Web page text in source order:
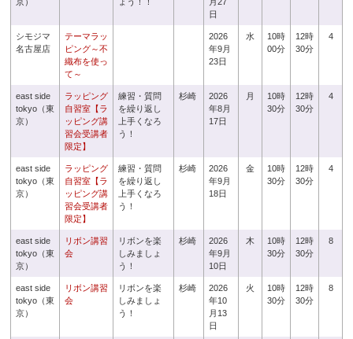
日
シモジマ
名古屋店
テーマラッ
ピング～不
織布を使っ
て～
2026
年9月
23日
水
10時
00分
12時
30分
4
east side
tokyo（東
京）
ラッピング
自習室【ラ
ッピング講
習会受講者
限定】
練習・質問
を繰り返し
上手くなろ
う！
杉崎
2026
年8月
17日
月
10時
30分
12時
30分
4
east side
tokyo（東
京）
ラッピング
自習室【ラ
ッピング講
習会受講者
限定】
練習・質問
を繰り返し
上手くなろ
う！
杉崎
2026
年9月
18日
金
10時
30分
12時
30分
4
east side
tokyo（東
京）
リボン講習
会
リボンを楽
しみましょ
う！
杉崎
2026
年9月
10日
木
10時
30分
12時
30分
8
east side
tokyo（東
京）
リボン講習
会
リボンを楽
しみましょ
う！
杉崎
2026
年10
月13
日
火
10時
30分
12時
30分
8